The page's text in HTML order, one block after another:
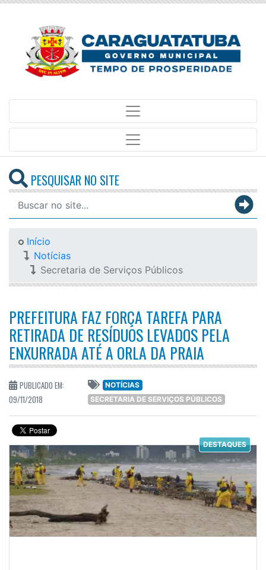
PESQUISAR NO SITE
Início
Notícias
Secretaria de Serviços Públicos
PREFEITURA FAZ FORÇA TAREFA PARA
RETIRADA DE RESÍDUOS LEVADOS PELA
ENXURRADA ATÉ A ORLA DA PRAIA
PUBLICADO EM:
09/11/2018
NOTÍCIAS
SECRETARIA DE SERVIÇOS PÚBLICOS
DESTAQUES